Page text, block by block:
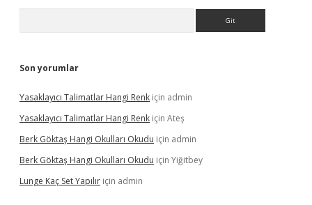
Son yorumlar
Yasaklayıcı Talimatlar Hangi Renk için admin
Yasaklayıcı Talimatlar Hangi Renk için Ateş
Berk Göktaş Hangi Okulları Okudu için admin
Berk Göktaş Hangi Okulları Okudu için Yiğitbey
Lunge Kaç Set Yapılır için admin